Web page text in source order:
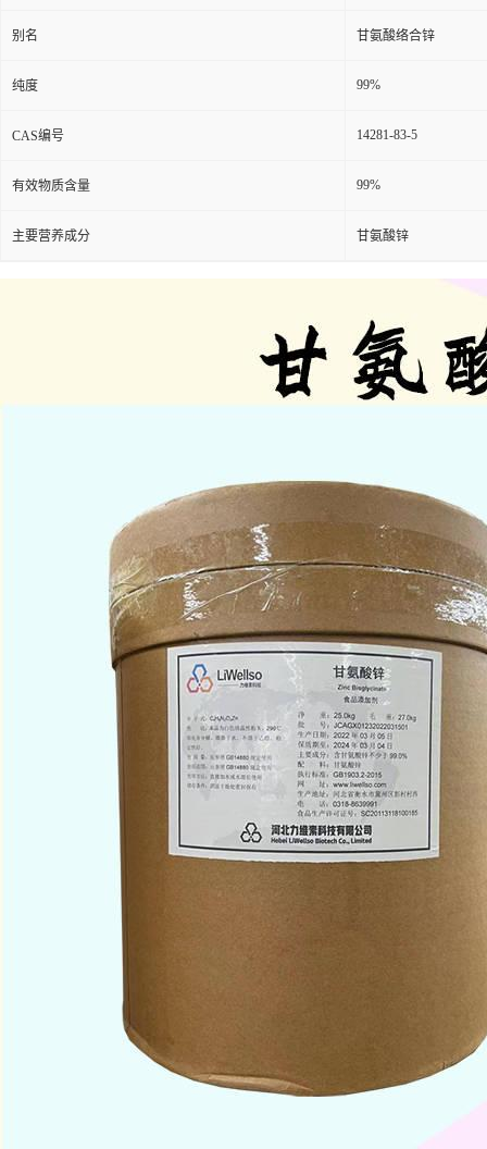
别名 甘氨酸络合锌
纯度 99%
CAS编号 14281-83-5
有效物质含量 99%
主要营养成分 甘氨酸锌